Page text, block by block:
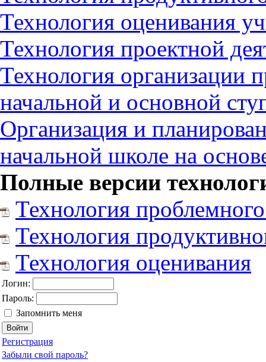
Технология оценивания
Технология проектной
Технология организации
начальной и основной
Организация и
начальной школе на
Полные версии
Технология
Технология
Технология оценивания
Логин:
Пароль:
Запомнить меня
Регистрация
Забыли свой пароль?